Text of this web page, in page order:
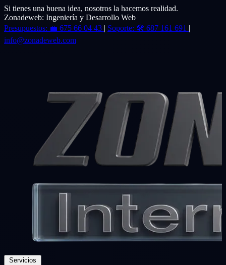
Si tienes una buena idea, nosotros la hacemos realidad.
Zonadeweb: Ingeniería y Desarrollo Web
Presupuestos: 💼 675 66 04 43 | Soporte: 🛠️ 687 161 691 |
info@zonadeweb.com